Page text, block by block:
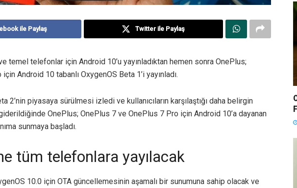
ile Paylaş Twitter ile Paylaş
temel telefonlar için Android 10’u yayınladıktan hemen sonra OnePlus;
Android 10 tabanlı OxygenOS Beta 1’i yayınladı.
2’nin piyasaya sürülmesi izledi ve kullanıcıların karşılaştığı daha belirgin
OnePlus; OnePlus 7 ve OnePlus 7 Pro için Android 10’a dayanan
sunmaya başladı.
tüm telefonlara yayılacak
10.0 için OTA güncellemesinin aşamalı bir sunumuna sahip olacak ve